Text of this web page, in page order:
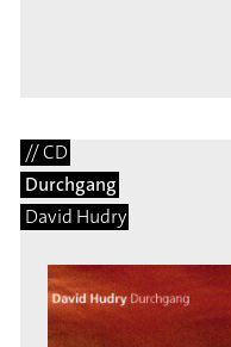
// CD
Durchgang
David Hudry